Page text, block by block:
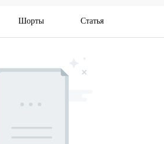
Шорты Статья